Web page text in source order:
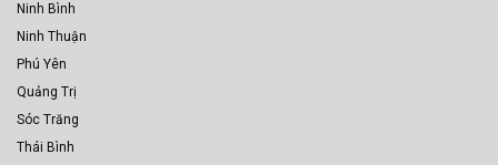
Ninh Bình
Ninh Thuận
Phú Yên
Quảng Trị
Sóc Trăng
Thái Bình